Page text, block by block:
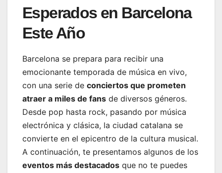
Esperados en Barcelona
Este Año
Barcelona se prepara para recibir una
emocionante temporada de música en vivo,
con una serie de conciertos que prometen
atraer a miles de fans de diversos géneros.
Desde pop hasta rock, pasando por música
electrónica y clásica, la ciudad catalana se
convierte en el epicentro de la cultura musical.
A continuación, te presentamos algunos de los
eventos más destacados que no te puedes